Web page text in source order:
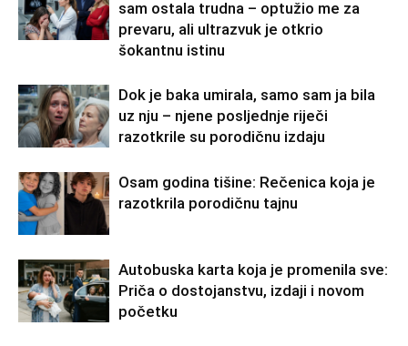
sam ostala trudna – optužio me za
prevaru, ali ultrazvuk je otkrio
šokantnu istinu
Dok je baka umirala, samo sam ja bila
uz nju – njene posljednje riječi
razotkrile su porodičnu izdaju
Osam godina tišine: Rečenica koja je
razotkrila porodičnu tajnu
Autobuska karta koja je promenila sve:
Priča o dostojanstvu, izdaji i novom
početku